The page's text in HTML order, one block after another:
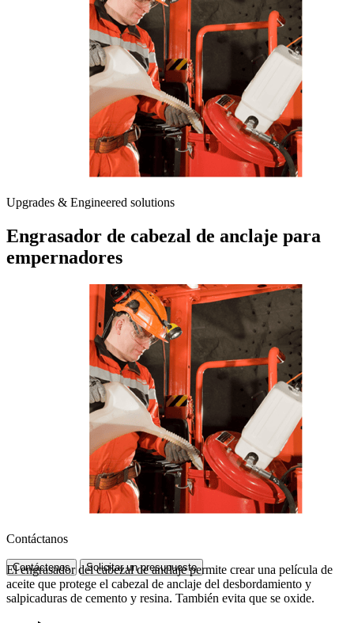
Upgrades & Engineered solutions
Engrasador de cabezal de anclaje para
empernadores
Contáctanos
Contáctenos Solicitar un presupuesto
El engrasador del cabezal de anclaje permite crear una película de
aceite que protege el cabezal de anclaje del desbordamiento y
salpicaduras de cemento y resina. También evita que se oxide.